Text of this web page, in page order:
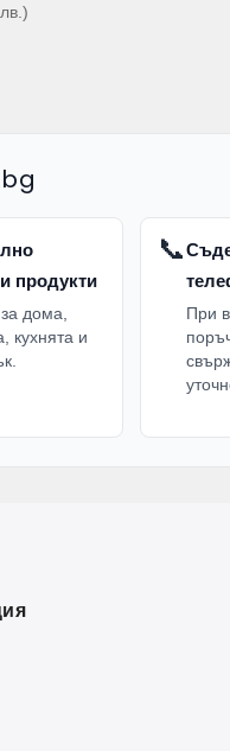
лв. )
продукти
дома,
кухнята и
📞
При